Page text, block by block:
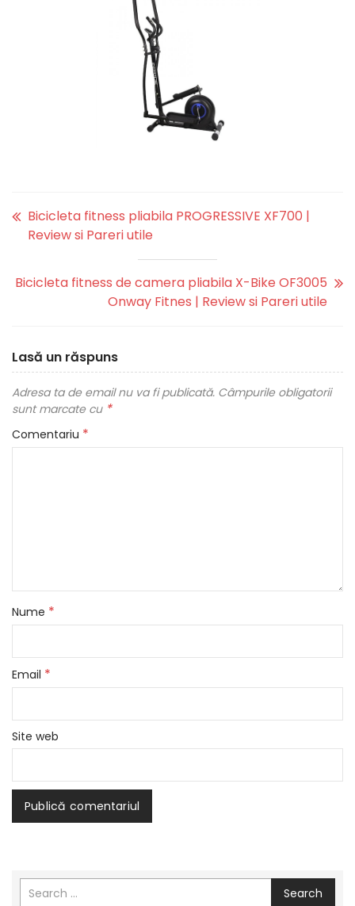
Bicicleta fitness pliabila PROGRESSIVE XF700 |
Review si Pareri utile
Bicicleta fitness de camera pliabila X-Bike OF3005
Onway Fitnes | Review si Pareri utile
Lasă un răspuns
Adresa ta de email nu va fi publicată. Câmpurile obligatorii
sunt marcate cu *
Comentariu *
Nume *
Email *
Site web
Search